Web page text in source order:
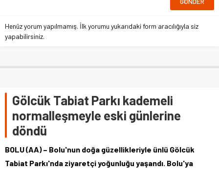
Henüz yorum yapılmamış. İlk yorumu yukarıdaki form aracılığıyla siz
yapabilirsiniz.
Gölcük Tabiat Parkı kademeli
normalleşmeyle eski günlerine
döndü
BOLU (AA) – Bolu'nun doğa güzellikleriyle ünlü Gölcük
Tabiat Parkı'nda ziyaretçi yoğunluğu yaşandı. Bolu'ya